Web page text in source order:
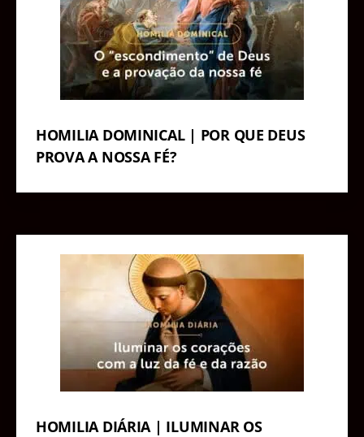
HOMILIA DOMINICAL | POR QUE DEUS
PROVA A NOSSA FÉ?
HOMILIA DIÁRIA | ILUMINAR OS